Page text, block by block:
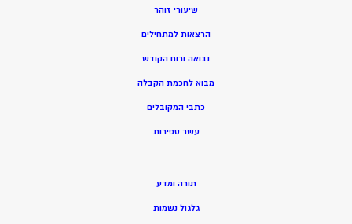
שיעורי זוהר
הרצאות למתחילים
נבואה ורוח הקודש
מבוא לחכמת הקבלה
כתבי המקובלים
עשר ספירות
תורה ומדע
גלגול נשמות